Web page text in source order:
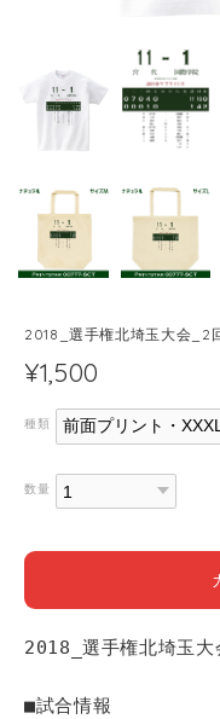
2018_選手権北埼玉大会_2
¥1,500
種類
数量
2018_選手権北埼玉
■試合情報